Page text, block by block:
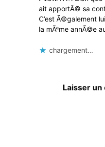
ait apportÃ© sa
C’est Ã©galement
la mÃªme annÃ©e
chargement…
Laisser